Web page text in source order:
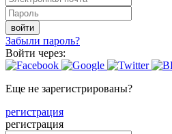
войти
Забыли пароль?
Войти через:
Еще не зарегистрированы?
регистрация
регистрация